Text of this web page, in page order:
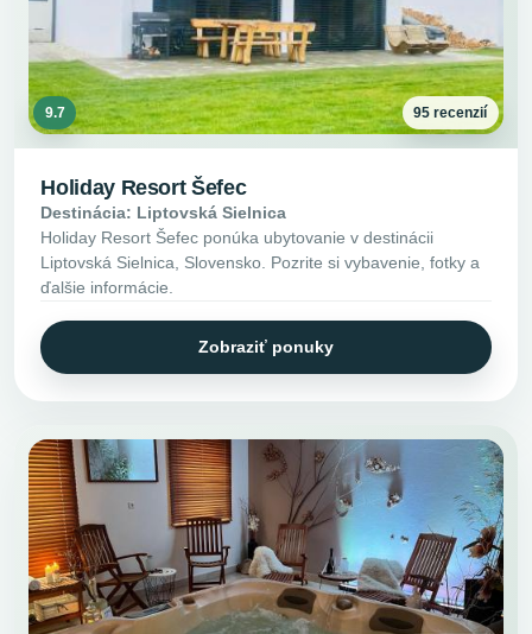
9.7 95 recenzií
Holiday Resort Šefec
Destinácia: Liptovská Sielnica
Holiday Resort Šefec ponúka ubytovanie v destinácii
Liptovská Sielnica, Slovensko. Pozrite si vybavenie, fotky a
ďalšie informácie.
Zobraziť ponuky